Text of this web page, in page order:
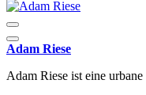
Adam Riese
Adam Riese ist eine